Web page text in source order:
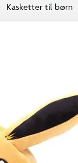
Kasketter til børn